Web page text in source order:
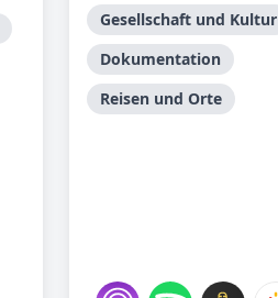
Gesellschaft und Kultur
Dokumentation
Reisen und Orte